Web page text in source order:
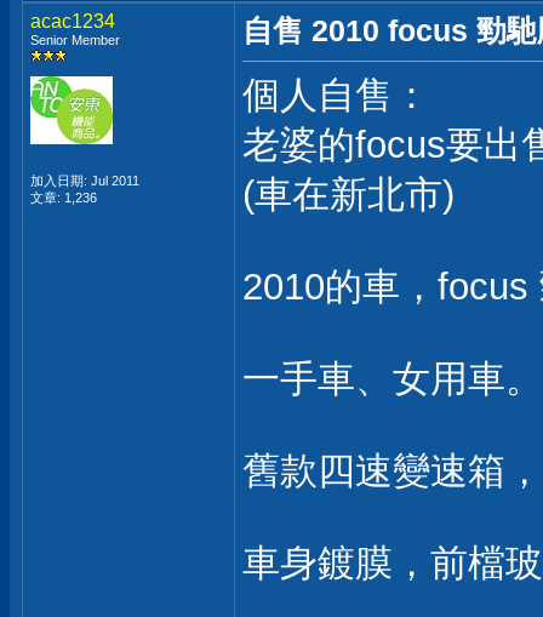
acac1234
Senior Member
加入日期: Jul 2011
文章: 1,236
自售 2010 focus 勁
個人自售：
老婆的focus要出
(車在新北市)
2010的車，
一手車、女用車
舊款四速變速箱
車身鍍膜，前檔